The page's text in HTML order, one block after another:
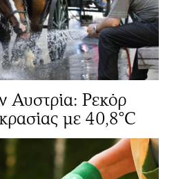
Αυστρία: Ρεκόρ
με 40,8°C